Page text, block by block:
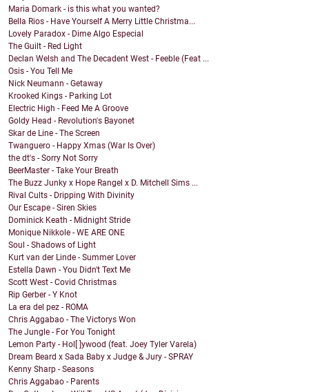
Maria Domark - is this what you wanted?
Bella Rios - Have Yourself A Merry Little Christma...
Lovely Paradox - Dime Algo Especial
The Guilt - Red Light
Declan Welsh and The Decadent West - Feeble (Feat ...
Osis - You Tell Me
Nick Neumann - Getaway
Krooked Kings - Parking Lot
Electric High - Feed Me A Groove
Goldy Head - Revolution's Bayonet
Skar de Line - The Screen
Twanguero - Happy Xmas (War Is Over)
the dt's - Sorry Not Sorry
BeerMaster - Take Your Breath
The Buzz Junky x Hope Rangel x D. Mitchell Sims ...
Rival Cults - Dripping With Divinity
Our Escape - Siren Skies
Dominick Keath - Midnight Stride
Monique Nikkole - WE ARE ONE
Soul - Shadows of Light
Kurt van der Linde - Summer Lover
Estella Dawn - You Didn't Text Me
Scott West - Covid Christmas
Rip Gerber - Y Knot
La era del pez - ROMA
Chris Aggabao - The Victorys Won
The Jungle - For You Tonight
Lemon Party - Hol[ ]ywood (feat. Joey Tyler Varela)
Dream Beard x Sada Baby x Judge & Jury - SPRAY
Kenny Sharp - Seasons
Chris Aggabao - Parents